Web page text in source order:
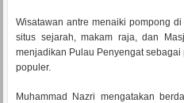
Wisatawan antre menaiki pompong
situs sejarah, makam raja, dan
menjadikan Pulau Penyengat
populer.
Muhammad Nazri mengatakan